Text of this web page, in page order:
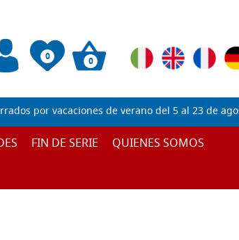
0 0
por vacaciones de verano del 5 al 23 de
FIN DE SERIE
QUIENES SOMOS